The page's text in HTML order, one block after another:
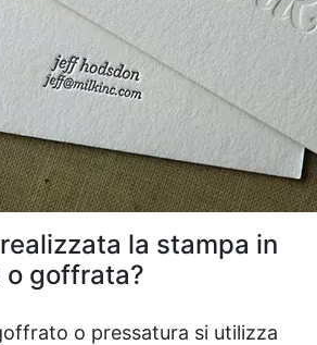
la stampa in
o goffrata?
o pressatura si utilizza